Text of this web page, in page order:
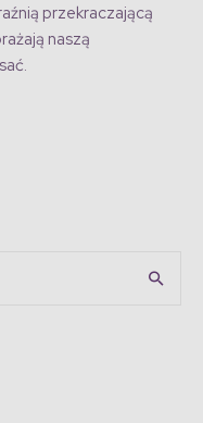
przekraczającą
naszą